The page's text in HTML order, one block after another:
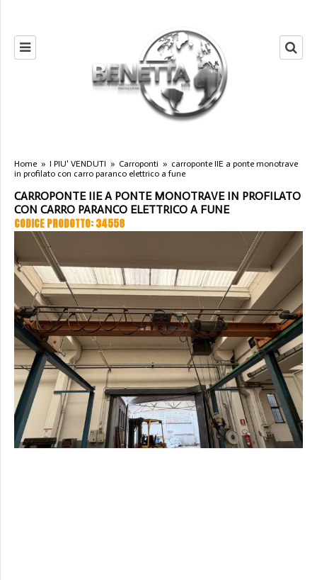
Home » I PIU' VENDUTI » Carroponti » carroponte IIE a ponte monotrave
in profilato con carro paranco elettrico a fune
CARROPONTE IIE A PONTE MONOTRAVE IN PROFILATO
CON CARRO PARANCO ELETTRICO A FUNE
CODICE PRODOTTO: 34558